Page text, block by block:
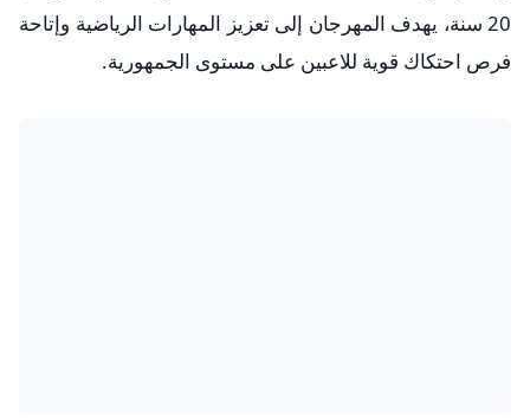
20 سنة، يهدف المهرجان إلى تعزيز المهارات الرياضية وإتاحة
فرص احتكاك قوية للاعبين على مستوى الجمهورية.